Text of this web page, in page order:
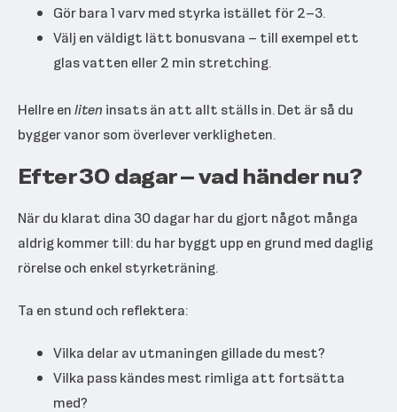
Gör bara 1 varv med styrka istället för 2–3.
Välj en väldigt lätt bonusvana – till exempel ett
glas vatten eller 2 min stretching.
Hellre enliten insats än att allt ställs in. Det är så du
bygger vanor som överlever verkligheten.
Efter 30 dagar – vad händer nu?
När du klarat dina 30 dagar har du gjort något många
aldrig kommer till: du har byggt upp en grund med daglig
rörelse och enkel styrketräning.
Ta en stund och reflektera:
Vilka delar av utmaningen gillade du mest?
Vilka pass kändes mest rimliga att fortsätta
med?